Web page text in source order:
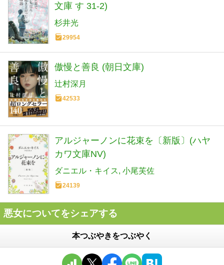
文庫 す 31-2)
杉井光
29954
傲慢と善良 (朝日文庫)
辻村深月
42533
アルジャーノンに花束を〔新版〕(ハヤ
カワ文庫NV)
ダニエル・キイス 小尾芙佐
24139
悪女についてをシェアする
本つぶやきをつぶやく